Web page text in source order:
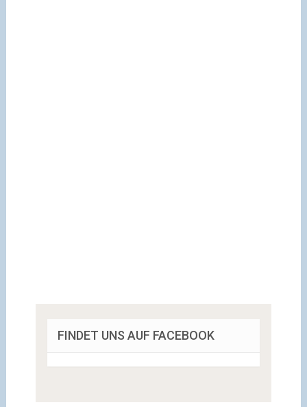
FINDET UNS AUF FACEBOOK